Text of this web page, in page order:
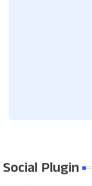
Social Plugin